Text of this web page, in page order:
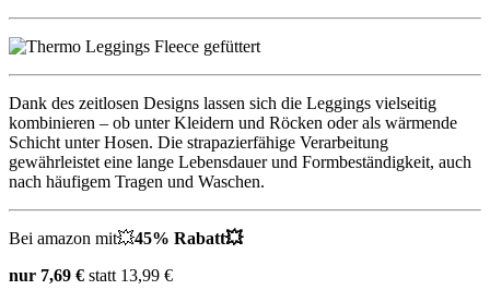
Dank des zeitlosen Designs lassen sich die Leggings vielseitig
kombinieren – ob unter Kleidern und Röcken oder als wärmende
Schicht unter Hosen. Die strapazierfähige Verarbeitung
gewährleistet eine lange Lebensdauer und Formbeständigkeit, auch
nach häufigem Tragen und Waschen.
Bei amazon mit💥45% Rabatt💥
nur 7,69 € statt 13,99 €